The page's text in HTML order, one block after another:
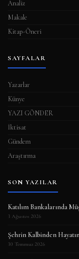
Analiz
Makale
Kitap-Öneri
SAYFALAR
Yazarlar
Künye
YAZI GÖNDER
İktisat
Gündem
Araştırma
SON YAZILAR
Katılım Bankalarında
3 Ağustos 2026
Şehrin Kalbinden
30 Temmuz 2026